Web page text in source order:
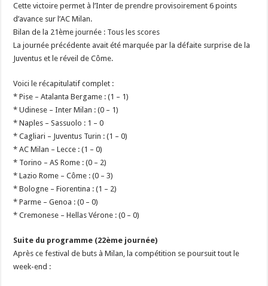
Cette victoire permet à l’Inter de prendre provisoirement 6 points
d’avance sur l’AC Milan.
Bilan de la 21ème journée : Tous les scores
La journée précédente avait été marquée par la défaite surprise de la
Juventus et le réveil de Côme.
Voici le récapitulatif complet :
* Pise – Atalanta Bergame : (1 – 1)
* Udinese – Inter Milan : (0 – 1)
* Naples – Sassuolo : 1 – 0
* Cagliari – Juventus Turin : (1 – 0)
* AC Milan – Lecce : (1 – 0)
* Torino – AS Rome : (0 – 2)
* Lazio Rome – Côme : (0 – 3)
* Bologne – Fiorentina : (1 – 2)
* Parme – Genoa : (0 – 0)
* Cremonese – Hellas Vérone : (0 – 0)
Suite du programme (22ème journée)
Après ce festival de buts à Milan, la compétition se poursuit tout le
week-end :